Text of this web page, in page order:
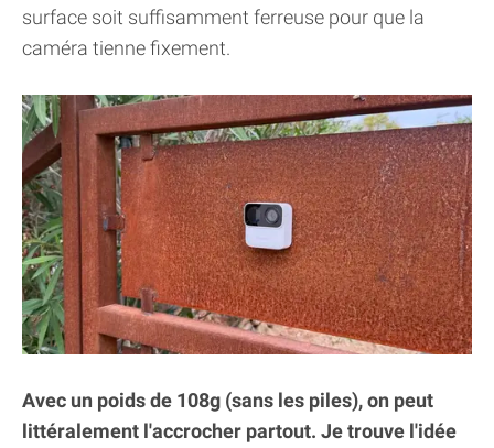
surface soit suffisamment ferreuse pour que la
caméra tienne fixement.
Avec un poids de 108g (sans les piles), on peut
littéralement l'accrocher partout. Je trouve l'idée